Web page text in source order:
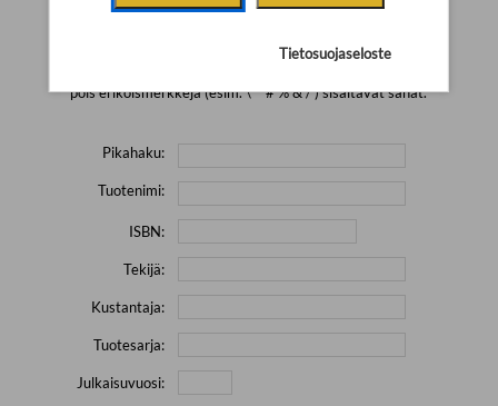
pois erikoismerkkejä (esim. \' " # % & / ) sisältävät sanat.
Pikahaku:
Tuotenimi:
ISBN:
Tekijä:
Kustantaja:
Tuotesarja:
Julkaisuvuosi:
Tietosuojaseloste